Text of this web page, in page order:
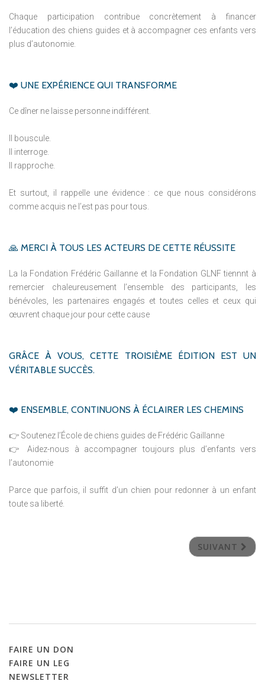
Chaque participation contribue concrètement à financer
l’éducation des chiens guides et à accompagner ces enfants vers
plus d’autonomie.
❤️ UNE EXPÉRIENCE QUI TRANSFORME
Ce dîner ne laisse personne indifférent.
Il bouscule.
Il interroge.
Il rapproche.
Et surtout, il rappelle une évidence : ce que nous considérons
comme acquis ne l’est pas pour tous.
🙏 MERCI À TOUS LES ACTEURS DE CETTE RÉUSSITE
La la Fondation Frédéric Gaillanne et la Fondation GLNF tiennnt à
remercier chaleureusement l’ensemble des participants, les
bénévoles, les partenaires engagés et toutes celles et ceux qui
œuvrent chaque jour pour cette cause
GRÂCE À VOUS, CETTE TROISIÈME ÉDITION EST UN
VÉRITABLE SUCCÈS.
❤️ ENSEMBLE, CONTINUONS À ÉCLAIRER LES CHEMINS
👉 Soutenez l’École de chiens guides de Frédéric Gaillanne
👉 Aidez-nous à accompagner toujours plus d’enfants vers
l’autonomie
Parce que parfois, il suffit d’un chien pour redonner à un enfant
toute sa liberté.
SUIVANT
FAIRE UN DON
FAIRE UN LEG
NEWSLETTER